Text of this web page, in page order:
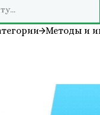
Методы и